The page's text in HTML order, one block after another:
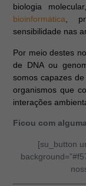
biologia
bioinformática,
sensibilidade nas
Por meio destes
de DNA ou
somos capazes
organismos que
interações
Ficou com
[su_button